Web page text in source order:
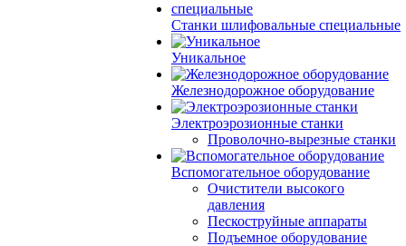
Станки шлифовальные специальные
Уникальное
Железнодорожное оборудование
Электроэрозионные станки
Проволочно-вырезные станки
Вспомогательное оборудование
Очистители высокого
давления
Пескоструйные аппараты
Подъемное оборудование